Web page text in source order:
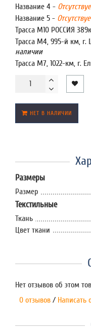
Название 4 -
Название 5 -
Трасса М10 РОССИЯ
Трасса М4, 995-й км, г.
наличии
Трасса М7, 1022-км, г.
НЕТ В НАЛИЧИИ
Размеры
Размер
Текстильные
Ткань
Цвет ткани
Нет отзывов об этом
0 отзывов / Написать